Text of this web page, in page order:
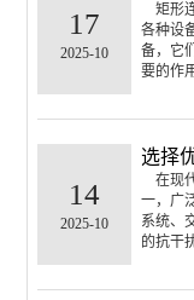
17
2025-10
矩形
各种设
备，它
要的作
14
2025-10
在现
一，广
系统、
的抗干